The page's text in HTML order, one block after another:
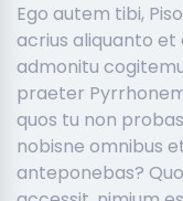
Ego autem tibi,
acrius aliquanto
admonitu
praeter
quos tu non
nobisne omnibus
anteponebas?